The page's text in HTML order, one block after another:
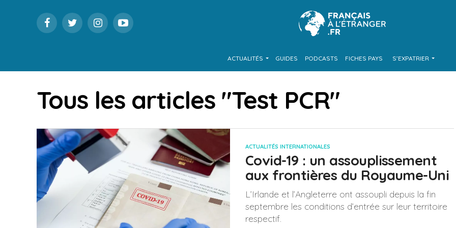
ACTUALITÉS GUIDES PODCASTS FICHES PAYS S’EXPATRIER
Tous les articles "Test PCR"
ACTUALITÉS INTERNATIONALES
Covid-19 : un assouplissement
aux frontières du Royaume-Uni
L’Irlande et l’Angleterre ont assoupli depuis la fin
septembre les conditions d’entrée sur leur territoire
respectif.